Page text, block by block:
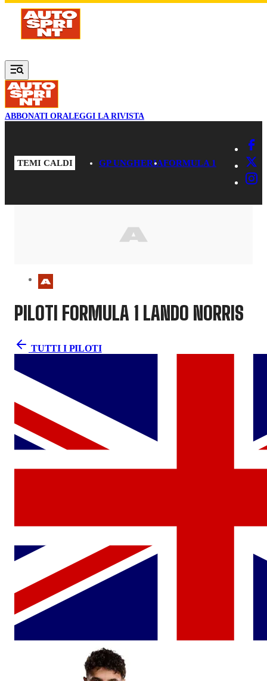
Vai al contenuto principale
ABBONATI ORALEGGI LA RIVISTA
TEMI CALDI GP UNGHERIAFORMULA 1
PILOTI FORMULA 1 LANDO NORRIS
TUTTI I PILOTI